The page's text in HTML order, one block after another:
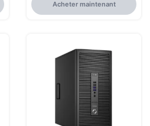
Acheter maintenant